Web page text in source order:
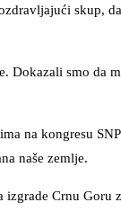
skup,
smo da
na kongresu
naše zemlje.
Crnu Goru